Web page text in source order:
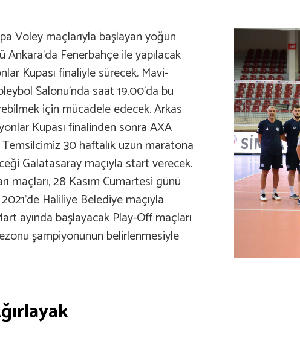
Voley maçlarıyla başlayan yoğun
Fenerbahçe ile yapılacak
Kupası finaliyle sürecek. Mavi-
Salonu’nda saat 19.00’da bu
için mücadele edecek. Arkas
Kupası finalinden sonra AXA
30 haftalık uzun maratona
Galatasaray maçıyla start verecek.
maçları, 28 Kasım Cumartesi günü
Haliliye Belediye maçıyla
ayında başlayacak Play-Off maçları
şampiyonunun belirlenmesiyle